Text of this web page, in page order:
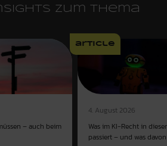
zum Thema
– auch beim
article
4. August 2026
Was im KI-Recht in
passiert – und was